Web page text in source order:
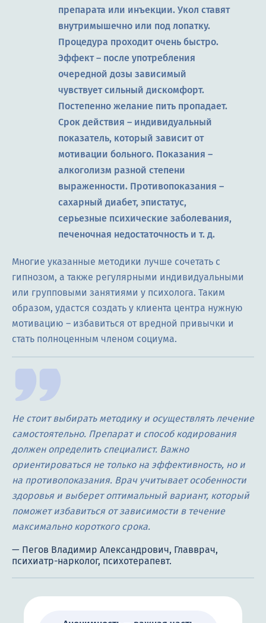
препарата или инъекции. Укол ставят
внутримышечно или под лопатку.
Процедура проходит очень быстро.
Эффект – после употребления
очередной дозы зависимый
чувствует сильный дискомфорт.
Постепенно желание пить пропадает.
Срок действия – индивидуальный
показатель, который зависит от
мотивации больного. Показания –
алкоголизм разной степени
выраженности. Противопоказания –
сахарный диабет, эпистатус,
серьезные психические заболевания,
печеночная недостаточность и т. д.
Многие указанные методики лучше сочетать с
гипнозом, а также регулярными индивидуальными
или групповыми занятиями у психолога. Таким
образом, удастся создать у клиента центра нужную
мотивацию – избавиться от вредной привычки и
стать полноценным членом социума.
Не стоит выбирать методику и осуществлять лечение
самостоятельно. Препарат и способ кодирования
должен определить специалист. Важно
ориентироваться не только на эффективность, но и
на противопоказания. Врач учитывает особенности
здоровья и выберет оптимальный вариант, который
поможет избавиться от зависимости в течение
максимально короткого срока.